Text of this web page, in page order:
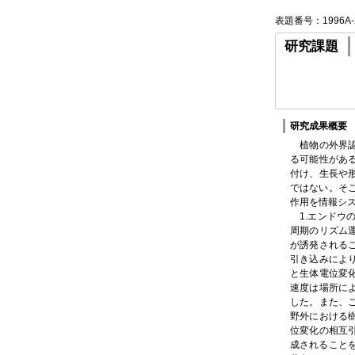
表題番号：
研究課題
研究成果概要
植物の外界
る可能性があ
付け、生長や
ではない。そ
作用を情報シ
1.エンドウ
周期のリズム
が誘発される
引き込みによ
と生体電位変
速度は場所に
した。また、
野外における
位変化の相互
成されること